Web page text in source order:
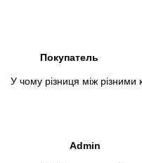
Покупатель
У чому різниця між різними
Admin